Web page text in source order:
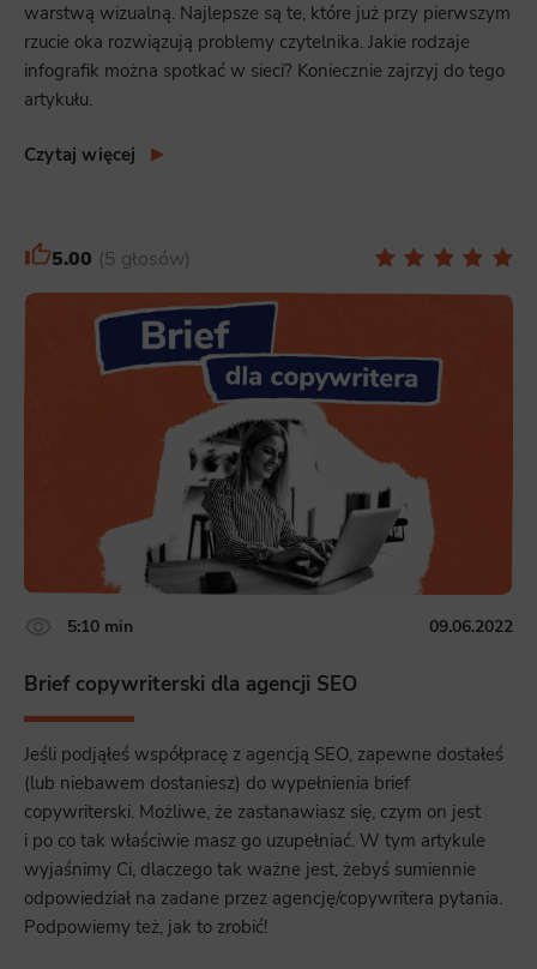
warstwą wizualną. Najlepsze są te, które już przy pierwszym
rzucie oka rozwiązują problemy czytelnika. Jakie rodzaje
infografik można spotkać w sieci? Koniecznie zajrzyj do tego
artykułu.
Czytaj więcej
5.00 5 głosów
5:10 min 09.06.2022
Brief copywriterski dla agencji SEO
Jeśli podjąłeś współpracę z agencją SEO, zapewne dostałeś
(lub niebawem dostaniesz) do wypełnienia brief
copywriterski. Możliwe, że zastanawiasz się, czym on jest
i po co tak właściwie masz go uzupełniać. W tym artykule
wyjaśnimy Ci, dlaczego tak ważne jest, żebyś sumiennie
odpowiedział na zadane przez agencję/copywritera pytania.
Podpowiemy też, jak to zrobić!